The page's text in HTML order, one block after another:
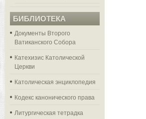
БИБЛИОТЕКА
Документы Второго
Ватиканского Собора
Катехизис Католической
Церкви
Католическая энциклопедия
Кодекс канонического права
Литургическая тетрадка